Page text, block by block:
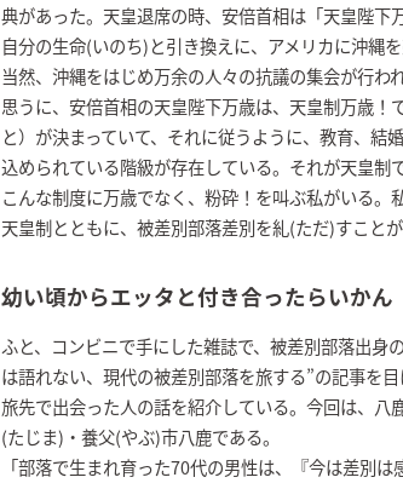
典があった。天皇退席の時、安倍首相は「天皇陛下
自分の生命(いのち)と引き換えに、アメリカに沖縄
当然、沖縄をはじめ万余の人々の抗議の集会が行われ
思うに、安倍首相の天皇陛下万歳は、天皇制万歳
と）が決まっていて、それに従うように、教育、結
込められている階級が存在している。それが天皇制
こんな制度に万歳でなく、粉砕！を叫ぶ私がいる。
天皇制とともに、被差別部落差別を糺(ただ)すことが
幼い頃からエッタと付き合ったらいかん
ふと、コンビニで手にした雑誌で、被差別部落出身
は語れない、現代の被差別部落を旅する”の記事を目
旅先で出会った人の話を紹介している。今回は、
(たじま)・養父(やぶ)市八鹿である。
「部落で生まれ育った70代の男性は、『今は差別